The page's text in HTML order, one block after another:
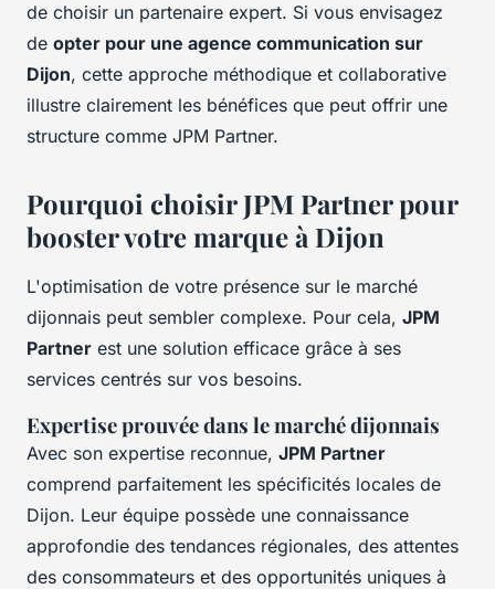
de choisir un partenaire expert. Si vous envisagez
de opter pour une agence communication sur
Dijon, cette approche méthodique et collaborative
illustre clairement les bénéfices que peut offrir une
structure comme JPM Partner.
Pourquoi choisir JPM Partner pour
booster votre marque à Dijon
L'optimisation de votre présence sur le marché
dijonnais peut sembler complexe. Pour cela, JPM
Partner est une solution efficace grâce à ses
services centrés sur vos besoins.
Expertise prouvée dans le marché dijonnais
Avec son expertise reconnue, JPM Partner
comprend parfaitement les spécificités locales de
Dijon. Leur équipe possède une connaissance
approfondie des tendances régionales, des attentes
des consommateurs et des opportunités uniques à